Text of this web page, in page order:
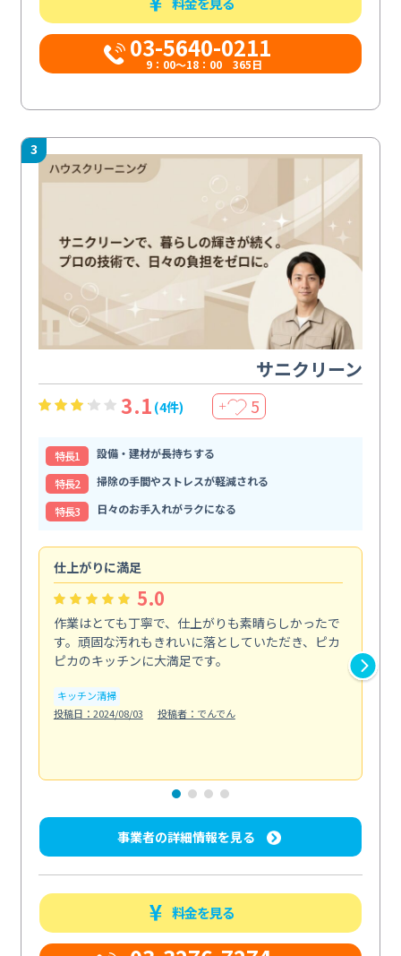
03-5640-0211
9：00～18：00 365日
3
サニクリーン
3.1 (4件) ＋ 5
特⻑1
設備・建材が長持ちする
特⻑2
掃除の手間やストレスが軽減される
特⻑3
日々のお手入れがラクになる
仕上がりに満足
5.0
作業はとても丁寧で、仕上がりも素晴らしかったで
す。頑固な汚れもきれいに落としていただき、ピカ
ピカのキッチンに大満足です。
キッチン清掃
投稿日：2024/08/03
投稿者：でんでん
事業者の詳細情報を見る
料金を見る